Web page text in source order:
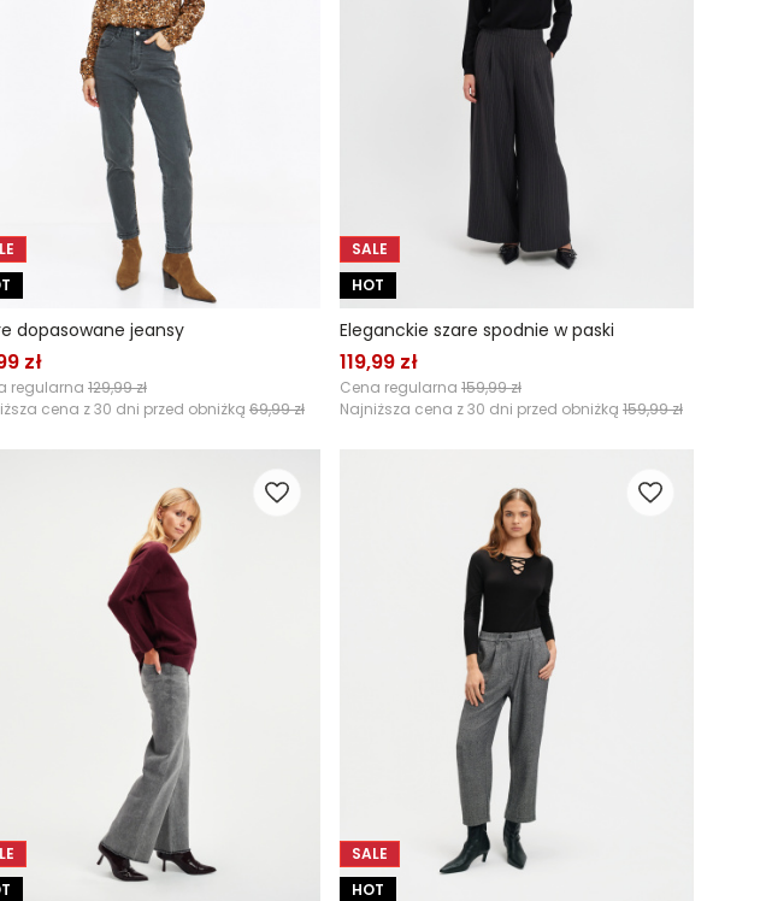
dopasowane jeansy
zł
regularna 129,99 zł
cena z 30 dni przed obniżką 69,99 zł
SALE
HOT
Eleganckie szare spodnie w paski
119,99 zł
Cena regularna 159,99 zł
Najniższa cena z 30 dni przed obniżką 159,99 zł
SALE
HOT